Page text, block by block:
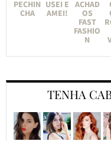
PECHIN
CHA
USEI E
AMEI!
ACHAD
OS
FAST
FASHIO
N
TENHA